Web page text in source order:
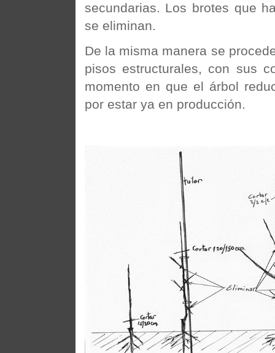
secundarias. Los brotes que
se eliminan.
De la misma manera se
pisos estructurales, con sus
momento en que el árbol
por estar ya en producción.